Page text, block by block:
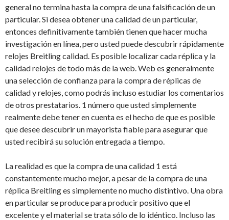
general no termina hasta la compra de una falsificación de un
particular. Si desea obtener una calidad de un particular,
entonces definitivamente también tienen que hacer mucha
investigación en línea, pero usted puede descubrir rápidamente
relojes Breitling calidad. Es posible localizar cada réplica y la
calidad relojes de todo más de la web. Web es generalmente
una selección de confianza para la compra de réplicas de
calidad y relojes, como podrás incluso estudiar los comentarios
de otros prestatarios. 1 número que usted simplemente
realmente debe tener en cuenta es el hecho de que es posible
que desee descubrir un mayorista fiable para asegurar que
usted recibirá su solución entregada a tiempo.
La realidad es que la compra de una calidad 1 está
constantemente mucho mejor, a pesar de la compra de una
réplica Breitling es simplemente no mucho distintivo. Una obra
en particular se produce para producir positivo que el
excelente y el material se trata sólo de lo idéntico. Incluso las